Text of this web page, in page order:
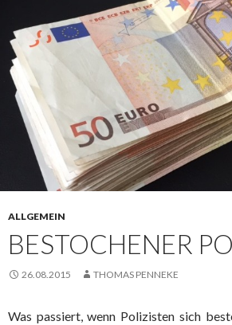
ALLGEMEIN
BESTOCHENER
26.08.2015 THOMAS PENNEKE
Was passiert, wenn Polizisten sich